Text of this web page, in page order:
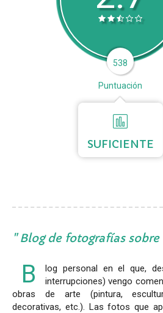
538
Puntuación
SUFICIENTE
Blog de fotografías sobre
B
log personal en el que,
interrupciones) vengo
obras de arte (pintura,
decorativas, etc.). Las fotos que